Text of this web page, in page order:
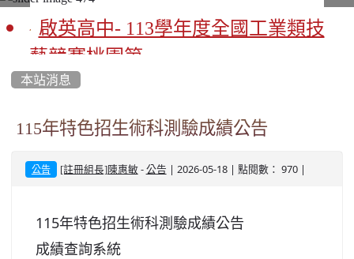
啟英高中- 113學年度全國工業類技
藝競賽桃園第一
啟英高中-113學年全國學生家事類技
藝競賽榮獲1支金手獎3支優勝
第一
餐飲管理科桃園第一、資料處理科
北台灣私校第一
本站消息
115年特色招生術科測驗成績公告
公告 [註冊組長]陳惠敏- 公告 | 2026-05-18 | 點閱數： 970 |
115年特色招生術科測驗成績公告
成績查詢系統